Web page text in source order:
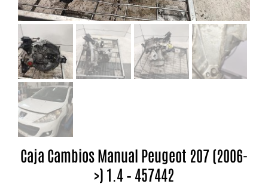
Caja Cambios Manual Peugeot 207 (2006-
>) 1.4 – 457442